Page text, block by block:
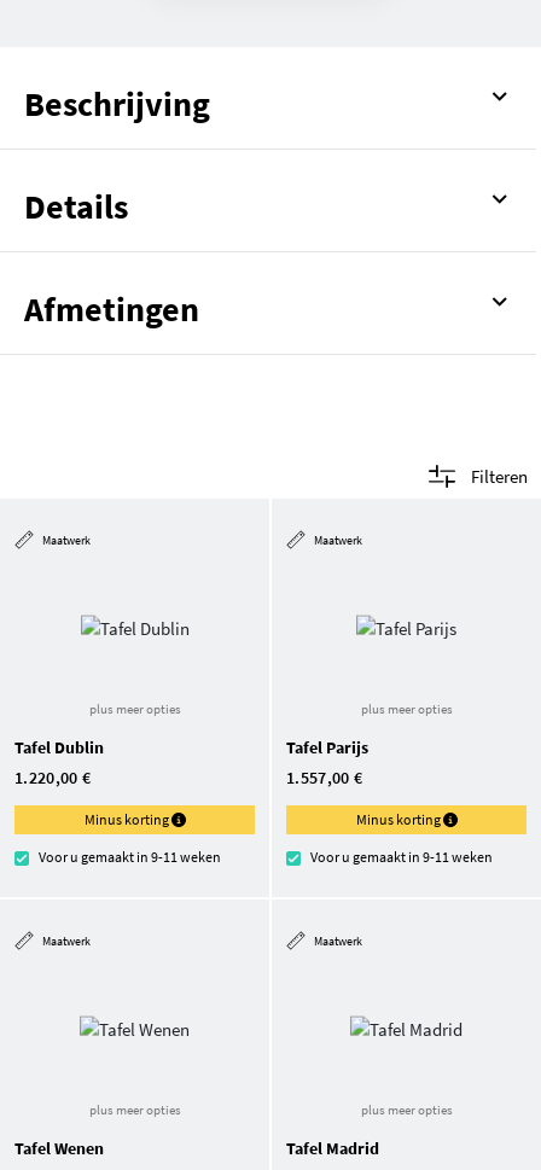
Beschrijving
Details
Afmetingen
Filteren
Maatwerk
plus meer opties
Tafel Dublin
1.220,00 €
Minus korting
Voor u gemaakt in 9-11 weken
Maatwerk
plus meer opties
Tafel Parijs
1.557,00 €
Minus korting
Voor u gemaakt in 9-11 weken
Maatwerk
plus meer opties
Tafel Wenen
Maatwerk
plus meer opties
Tafel Madrid